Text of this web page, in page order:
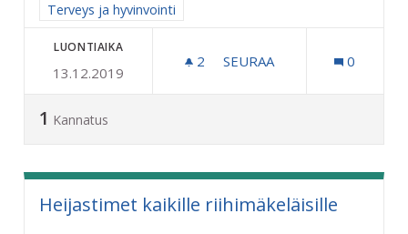
Rajaa tulokset aihepiirin mukaan: Terveys ja hyvinvointi
Terveys ja hyvinvointi
LUONTIAIKA
13.12.2019
2 2 SEURAAJAA
SEURAA 0
1 Kannatus
Heijastimet kaikille riihimäkeläisille